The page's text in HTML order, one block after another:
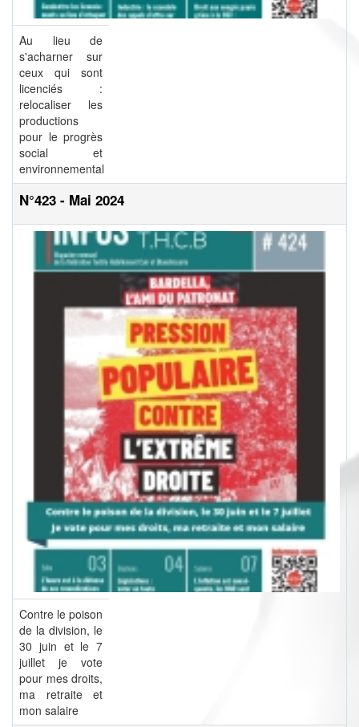
Au lieu de
s'acharner sur
ceux qui sont
licenciés :
relocaliser les
productions
pour le progrès
social et
environnemental
N°423 - Mai 2024
Contre le poison
de la division, le
30 juin et le 7
juillet je vote
pour mes droits,
ma retraite et
mon salaire